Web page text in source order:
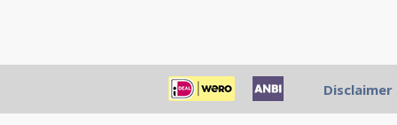
Disclaimer